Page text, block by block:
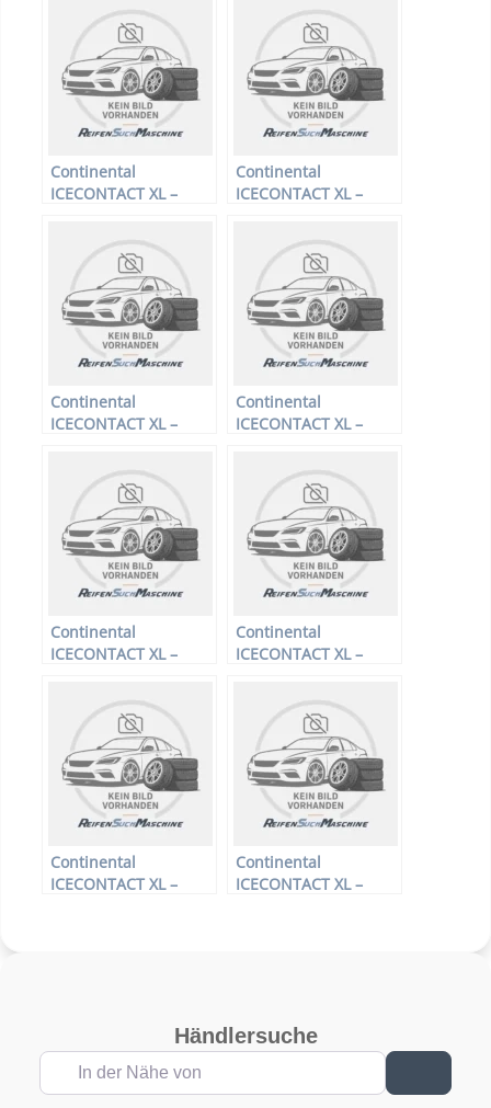
R15 92T –
Winterreifen
R19 111T –
Winterreifen
Continental
ICECONTACT XL –
R15 95T –
Winterreifen
Continental
ICECONTACT XL –
R15 86T –
Winterreifen
Continental
ICECONTACT XL –
R15 92T –
Winterreifen
Continental
ICECONTACT XL –
R18 104T –
Winterreifen
Continental
ICECONTACT XL –
R16 108T –
Winterreifen
Continental
ICECONTACT XL –
R19 105T –
Winterreifen
Continental
ICECONTACT XL –
Continental
ICECONTACT XL –
Händlersuche
In der Nähe von